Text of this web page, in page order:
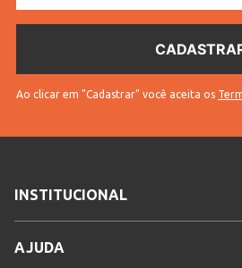
Ao clicar em "Cadastrar" você aceita os
INSTITUCIONAL
AJUDA